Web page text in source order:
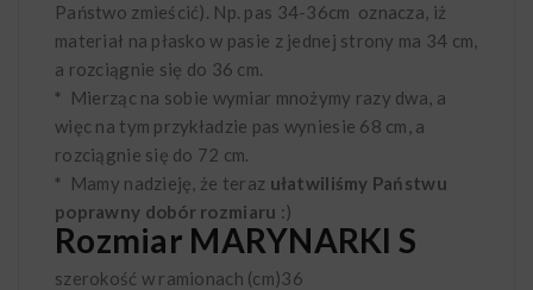
Państwo zmieścić). Np. pas 34-36cm oznacza, iż
materiał na płasko w pasie z jednej strony ma 34 cm,
a rozciągnie się do 36 cm.
* Mierząc na sobie wymiar mnożymy razy dwa, a
więc na tym przykładzie pas wyniesie 68 cm, a
rozciągnie się do 72 cm.
* Mamy nadzieję, że teraz ułatwiliśmy Państwu
poprawny dobór rozmiaru :)
Rozmiar MARYNARKI S
szerokość w ramionach (cm)36